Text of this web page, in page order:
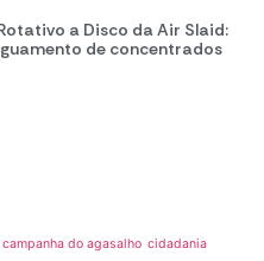
a Disco da Air Slaid:
de concentrados
campanha do agasalho cidadania